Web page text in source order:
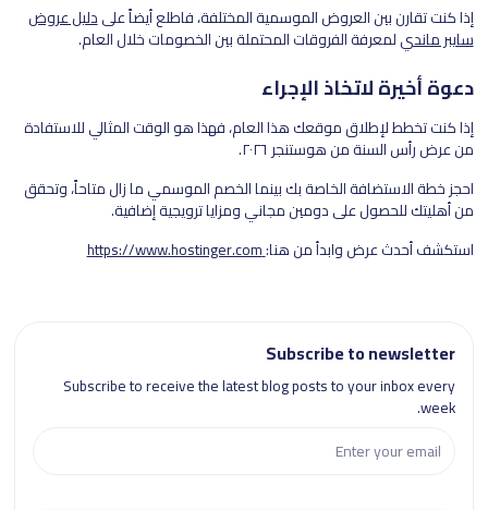
إذا كنت تقارن بين العروض الموسمية المختلفة، فاطلع أيضاً علىدليل عروض
سايبر مانديلمعرفة الفروقات المحتملة بين الخصومات خلال العام.
دعوة أخيرة لاتخاذ الإجراء
إذا كنت تخطط لإطلاق موقعك هذا العام، فهذا هو الوقت المثالي للاستفادة
من عرض رأس السنة من هوستنجر ٢٠٢٦.
احجز خطة الاستضافة الخاصة بك بينما الخصم الموسمي ما زال متاحاً، وتحقق
من أهليتك للحصول على دومين مجاني ومزايا ترويجية إضافية.
استكشف أحدث عرض وابدأ من هنا:https://www.hostinger.com
Subscribe to newsletter
Subscribe to receive the latest blog posts to your inbox every
week.